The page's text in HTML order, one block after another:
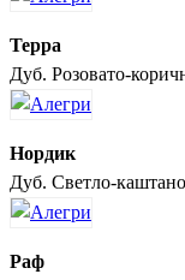
Терра
Дуб. Розовато-
Нордик
Дуб. Светло-
Раф